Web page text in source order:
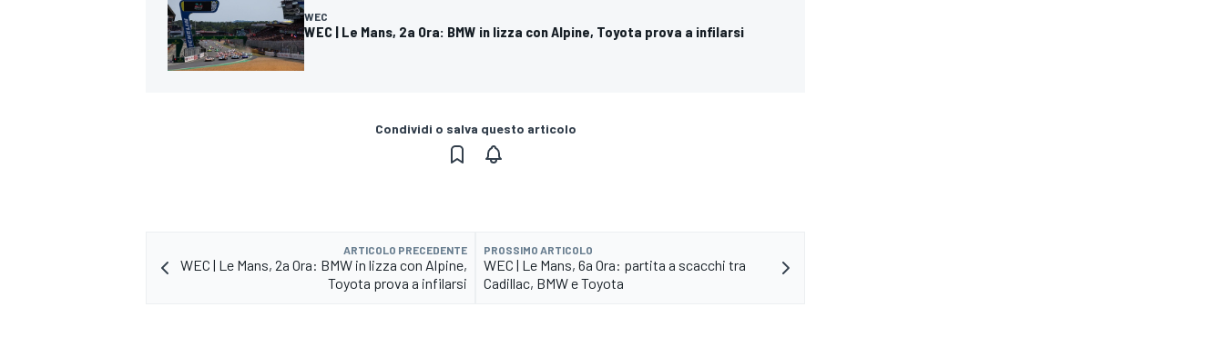
ENDURANCE/GT
WEC
WEC | Le Mans, 2a Ora: BMW in lizza con Alpine, Toyota prova a infilarsi
Condividi o salva questo articolo
ARTICOLO PRECEDENTE
WEC | Le Mans, 2a Ora: BMW in lizza con Alpine,
Toyota prova a infilarsi
PROSSIMO ARTICOLO
WEC | Le Mans, 6a Ora: partita a scacchi tra
Cadillac, BMW e Toyota